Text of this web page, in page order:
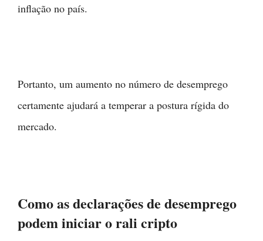
inflação no país.
Portanto, um aumento no número de desemprego
certamente ajudará a temperar a postura rígida do
mercado.
Como as declarações de desemprego
podem iniciar o rali cripto